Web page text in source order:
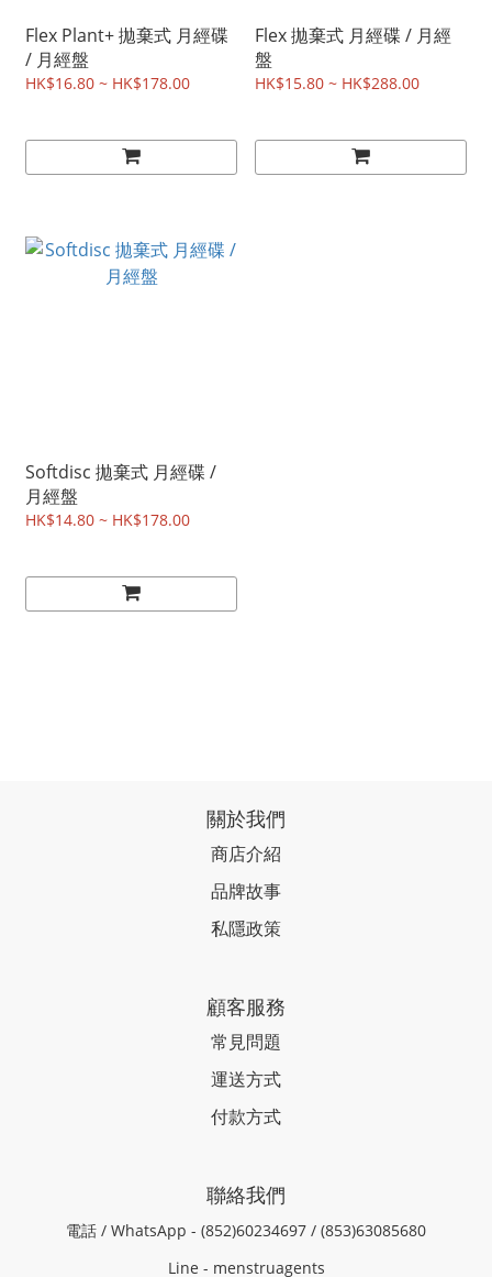
Flex Plant+ 拋棄式 月經碟
/ 月經盤
HK$16.80 ~ HK$178.00
Flex 拋棄式 月經碟 / 月經
盤
HK$15.80 ~ HK$288.00
Softdisc 拋棄式 月經碟 /
月經盤
HK$14.80 ~ HK$178.00
關於我們
商店介紹
品牌故事
私隱政策
顧客服務
常見問題
運送方式
付款方式
聯絡我們
電話 / WhatsApp - (852)60234697 / (853)63085680
Line - menstruagents